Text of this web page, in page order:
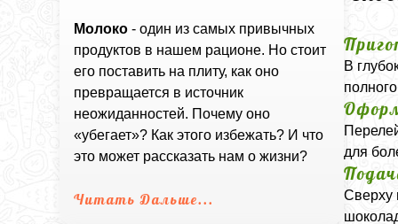
Молоко - один из самых привычных
продуктов в нашем рационе. Но стоит
его поставить на плиту, как оно
превращается в источник
неожиданностей. Почему оно
«убегает»? Как этого избежать? И что
это может рассказать нам о жизни?
Читать Дальше...
В
для
Сверху